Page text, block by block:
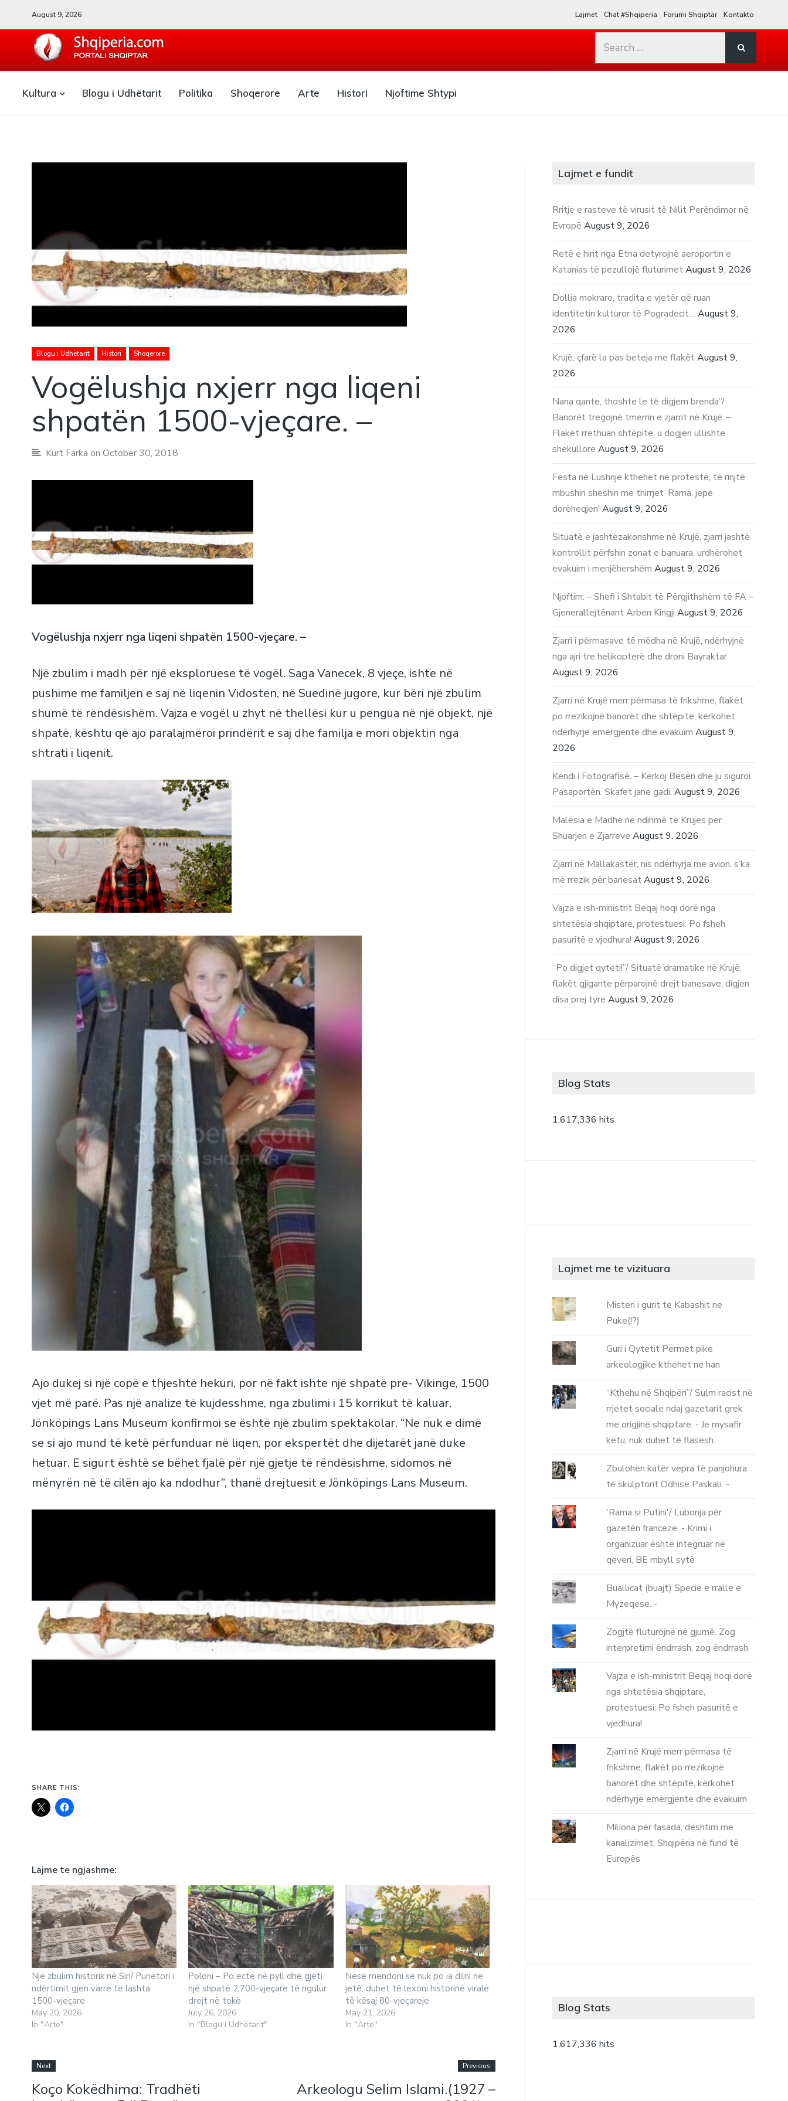
August 9, 2026 Lajmet Chat #Shqiperia Forumi Shqiptar Kontakto
Search
Kultura Blogu i Udhëtarit Politika Shoqerore Arte Histori Njoftime Shtypi
Blogu i Udhëtarit Histori Shoqerore
Vogëlushja nxjerr nga liqeni
shpatën 1500-vjeçare. –
Kurt Farka on October 30, 2018
Vogëlushja nxjerr nga liqeni shpatën 1500-vjeçare. –
Një zbulim i madh për një eksploruese të vogël. Saga Vanecek, 8 vjeçe, ishte në
pushime me familjen e saj në liqenin Vidosten, në Suedinë jugore, kur bëri një zbulim
shumë të rëndësishëm. Vajza e vogël u zhyt në thellësi kur u pengua në një objekt, një
shpatë, kështu që ajo paralajmëroi prindërit e saj dhe familja e mori objektin nga
shtrati i liqenit.
Ajo dukej si një copë e thjeshtë hekuri, por në fakt ishte një shpatë pre- Vikinge, 1500
vjet më parë. Pas një analize të kujdesshme, nga zbulimi i 15 korrikut të kaluar,
Jönköpings Lans Museum konfirmoi se është një zbulim spektakolar. “Ne nuk e dimë
se si ajo mund të ketë përfunduar në liqen, por ekspertët dhe dijetarët janë duke
hetuar. E sigurt është se bëhet fjalë për një gjetje të rëndësishme, sidomos në
mënyrën në të cilën ajo ka ndodhur”, thanë drejtuesit e Jönköpings Lans Museum.
SHARE THIS:
Lajme te ngjashme
Një zbulim historik në Siri/ Punëtori i
ndërtimit gjen varre të lashta
1500-vjeçare
May 20, 2026
In "Arte"
Poloni – Po ecte në pyll dhe gjeti
një shpatë 2,700-vjeçare të ngulur
drejt në tokë
July 26, 2026
In "Blogu i Udhëtarit"
Nëse mendoni se nuk po ia dilni në
jetë, duhet të lexoni historinë virale
të kësaj 80-vjeçareje
May 21, 2026
In "Arte"
Next
Koço Kokëdhima: Tradhëti
Previous
Arkeologu Selim Islami.(1927 –
Lajmet e fundit
Rritje e rasteve të virusit të Nilit Perëndimor në
Evropë August 9, 2026
Retë e hirit nga Etna detyrojnë aeroportin e
Katanias të pezullojë fluturimet August 9, 2026
Dollia mokrare, tradita e vjetër që ruan
identitetin kulturor të Pogradecit… August 9,
2026
Krujë, çfarë la pas beteja me flakët August 9,
2026
Nana qante, thoshte le të digjem brenda”/
Banorët tregojnë tmerrin e zjarrit në Krujë: –
Flakët rrethuan shtëpitë, u dogjën ullishte
shekullore August 9, 2026
Festa në Lushnje kthehet në protestë, të rinjtë
mbushin sheshin me thirrjet ‘Rama, jepe
dorëheqjen’ August 9, 2026
Situatë e jashtëzakonshme në Krujë, zjarri jashtë
kontrollit përfshin zonat e banuara, urdhërohet
evakuim i menjëhershëm August 9, 2026
Njoftim: – Shefi i Shtabit të Përgjithshëm të FA –
Gjenerallejtënant Arben Kingji August 9, 2026
Zjarri i përmasave të mëdha në Krujë, ndërhyjnë
nga ajri tre helikopterë dhe droni Bayraktar
August 9, 2026
Zjarri në Krujë merr përmasa të frikshme, flakët
po rrezikojnë banorët dhe shtëpitë, kërkohet
ndërhyrje emergjente dhe evakuim August 9,
2026
Këndi i Fotografisë. – Kërkoj Besën dhe ju siguroi
Pasaportën. Skafet jane gadi. August 9, 2026
Malësia e Madhe ne ndihmë të Krujes per
Shuarjen e Zjarreve August 9, 2026
Zjarri në Mallakastër, nis ndërhyrja me avion, s’ka
më rrezik për banesat August 9, 2026
Vajza e ish-ministrit Beqaj hoqi dorë nga
shtetësia shqiptare, protestuesi: Po fsheh
pasuritë e vjedhura! August 9, 2026
“Po digjet qyteti!”/ Situatë dramatike në Krujë,
flakët gjigante përparojnë drejt banesave, digjen
disa prej tyre August 9, 2026
Blog Stats
1,617,336 hits
Lajmet me te vizituara
Misteri i gurit te Kabashit ne
Puke(!?)
Guri i Qytetit Permet pike
arkeologjike kthehet ne han
“Kthehu në Shqipëri”/ Sulm racist në
rrjetet sociale ndaj gazetarit grek
me origjinë shqiptare: - Je mysafir
këtu, nuk duhet të flasësh
Zbulohen katër vepra të panjohura
të skulptorit Odhise Paskali. -
'Rama si Putini'/ Lubonja për
gazetën franceze: - Krimi i
organizuar është integruar në
qeveri, BE mbyll sytë
Buallicat (buajt) Specie e rralle e
Myzeqese. -
Zogjtë fluturojnë në gjumë. Zog
interpretimi ëndrrash, zog ëndrrash
Vajza e ish-ministrit Beqaj hoqi dorë
nga shtetësia shqiptare,
protestuesi: Po fsheh pasuritë e
vjedhura!
Zjarri në Krujë merr përmasa të
frikshme, flakët po rrezikojnë
banorët dhe shtëpitë, kërkohet
ndërhyrje emergjente dhe evakuim
Miliona për fasada, dështim me
kanalizimet, Shqipëria në fund të
Europës
Blog Stats
1,617,336 hits